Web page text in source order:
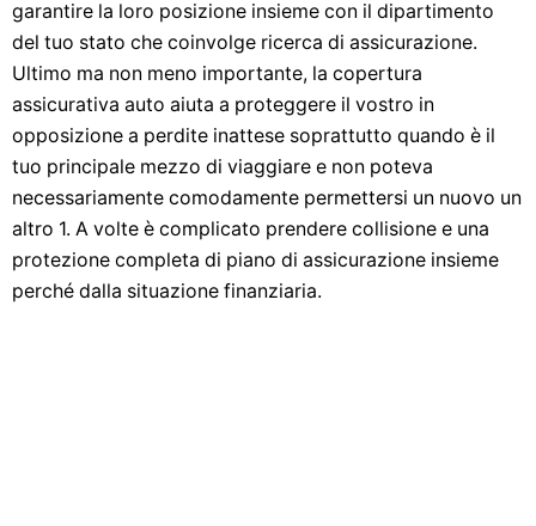
garantire la loro posizione insieme con il dipartimento
del tuo stato che coinvolge ricerca di assicurazione.
Ultimo ma non meno importante, la copertura
assicurativa auto aiuta a proteggere il vostro in
opposizione a perdite inattese soprattutto quando è il
tuo principale mezzo di viaggiare e non poteva
necessariamente comodamente permettersi un nuovo un
altro 1. A volte è complicato prendere collisione e una
protezione completa di piano di assicurazione insieme
perché dalla situazione finanziaria.